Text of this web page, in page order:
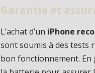
Garantie et
L’achat d’un iPhone
sont soumis à des
bon fonctionnement.